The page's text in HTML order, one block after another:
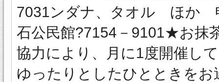
7031ンダナ、タオル ほか
石公民館?7154－9101★お抹
協力により、月に1度開催し
ゆったりとしたひとときを